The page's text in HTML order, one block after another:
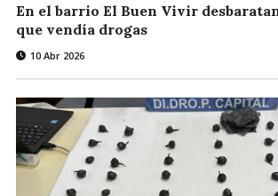
En el barrio El Buen Vivir
que vendía drogas
10 Abr 2026